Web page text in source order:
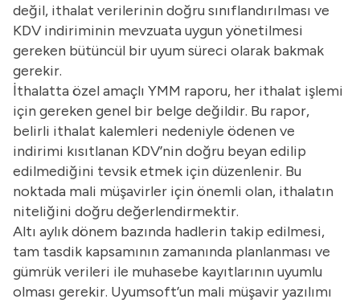
değil, ithalat verilerinin doğru sınıflandırılması ve
KDV indiriminin mevzuata uygun yönetilmesi
gereken bütüncül bir uyum süreci olarak bakmak
gerekir.
İthalatta özel amaçlı YMM raporu, her ithalat işlemi
için gereken genel bir belge değildir. Bu rapor,
belirli ithalat kalemleri nedeniyle ödenen ve
indirimi kısıtlanan KDV’nin doğru beyan edilip
edilmediğini tevsik etmek için düzenlenir. Bu
noktada mali müşavirler için önemli olan, ithalatın
niteliğini doğru değerlendirmektir.
Altı aylık dönem bazında hadlerin takip edilmesi,
tam tasdik kapsamının zamanında planlanması ve
gümrük verileri ile muhasebe kayıtlarının uyumlu
olması gerekir. Uyumsoft’un mali müşavir yazılımı